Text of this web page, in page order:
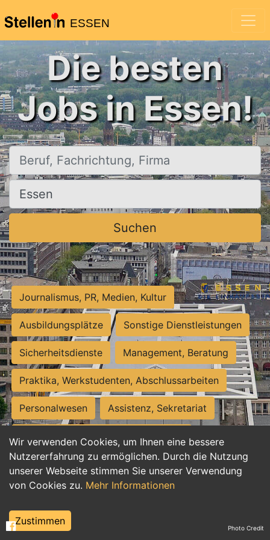
ESSEN
Wir verwenden Cookies, um Ihnen eine bessere
Nutzererfahrung zu ermöglichen. Durch die Nutzung
unserer Webseite stimmen Sie unserer Verwendung
von Cookies zu. Mehr Informationen
Zustimmen
Die besten
Jobs in Essen!
Beruf, Fachrichtung, Firma
Ort, Stadt
Suchen
Journalismus, PR, Medien, Kultur
Ausbildungsplätze Sonstige Dienstleistungen
Sicherheitsdienste Management, Beratung
Praktika, Werkstudenten, Abschlussarbeiten
Personalwesen Assistenz, Sekretariat
Hilfskräfte, Aushilfs- und Nebenjobs
Einkauf, Logistik, Materialwirtschaft
Weiterbildung, Studium, duale Ausbildung
Tourismus
Photo Credit